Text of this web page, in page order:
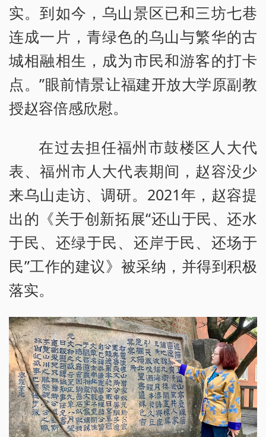
实。到如今，乌山景区已和三坊七巷
连成一片，青绿色的乌山与繁华的古
城相融相生，成为市民和游客的打卡
点。”眼前情景让福建开放大学原副教
授赵容倍感欣慰。
在过去担任福州市鼓楼区人大代
表、福州市人大代表期间，赵容没少
来乌山走访、调研。2021年，赵容提
出的《关于创新拓展“还山于民、还水
于民、还绿于民、还岸于民、还场于
民”工作的建议》被采纳，并得到积极
落实。